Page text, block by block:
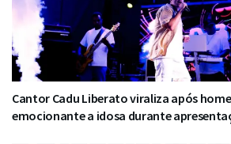
Cantor Cadu Liberato viraliza após
emocionante a idosa durante